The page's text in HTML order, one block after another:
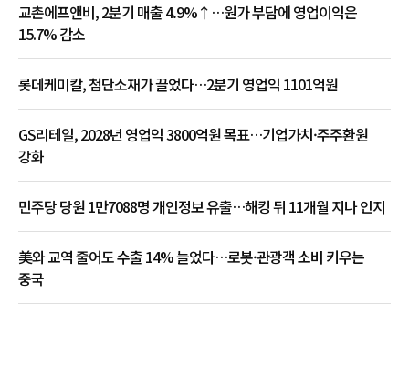
교촌에프앤비, 2분기 매출 4.9%↑…원가 부담에 영업이익은
15.7% 감소
롯데케미칼, 첨단소재가 끌었다…2분기 영업익 1101억원
GS리테일, 2028년 영업익 3800억원 목표…기업가치·주주환원
강화
민주당 당원 1만7088명 개인정보 유출…해킹 뒤 11개월 지나 인지
美와 교역 줄어도 수출 14% 늘었다…로봇·관광객 소비 키우는
중국